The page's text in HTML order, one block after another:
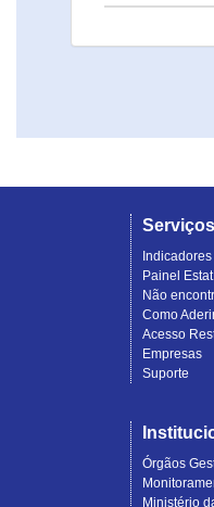
Serviços
Indicadores
Painel
Não
Como
Acesso
Empresas
Suporte
Órgãos
Ministério